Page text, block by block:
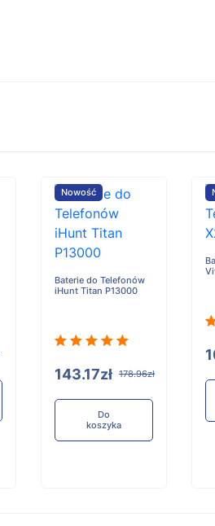
Nowość
Baterie do Telefonów
iHunt Titan P13000
143.17zł 178.96zł
Do
koszyka